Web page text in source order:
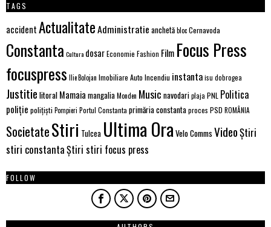
TAGS
accidentActualitateAdministratie anchetăblocCernavoda
Constanta Cultura dosarEconomie Fashion Film Focus Press
focuspress Ilie Bolojan Imobiliare Auto Incendiu instantaisu dobrogea
Justitie litoral Mamaia mangaliaMonden Music navodariplaja PNL Politica
poliție polițiști Pompieri Portul Constanta primăria constantaproces PSD ROMÂNIA
SocietateStiri Tulcea Ultima Ora Velo Comms VideoȘtiri
stiri constantaȘtiri stiri focus press
FOLLOW